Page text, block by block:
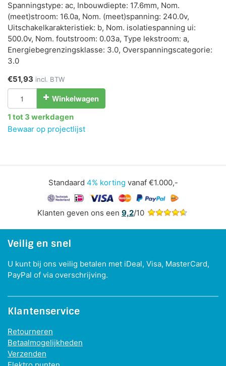
Spanningstype: ac, Inbouwdiepte: 17.6mm, Nom.
(meet)stroom: 16.0a, Nom. (meet)spanning: 240.0v,
Uitschakelkarakteristiek: b, Nom. isolatiespanning ui:
500.0v, Nom. foutstroom: 0.03a, Type lekstroom: a,
Energiebegrenzingsklasse: 3.0, Overspanningscategorie:
3.0
€51,93 incl. BTW
Winkelwagen
1 tot 3 werkdagen
Bewaar op projectlijst
Standaard 4% korting vanaf €1.000,-
Klanten geven ons een 9,2/10
Veilig en snel
U kunt bij ons veilig betalen met iDeal, Visa, MasterCard,
PayPal of via overschrijving.
Klantenservice
Retourneren
Betaalmogelijkheden
Verzenden